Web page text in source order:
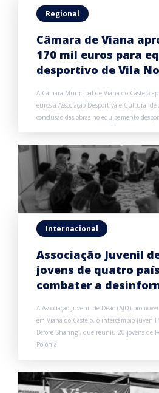
Regional
Câmara de Viana
170 mil euros para
desportivo de Vila
A Câmara Municipal de Viana do Castelo
euros à Associação Desportiva e Cultural
conclusão das obras no equipamento
Internacional
Associação Juvenil
jovens de quatro
combater a
A Associação Juvenil de Deão (AJD)
em Viana do Castelo, o intercâmbio
Before Sharing”, que reuniu 20 jovens de
Polónia.